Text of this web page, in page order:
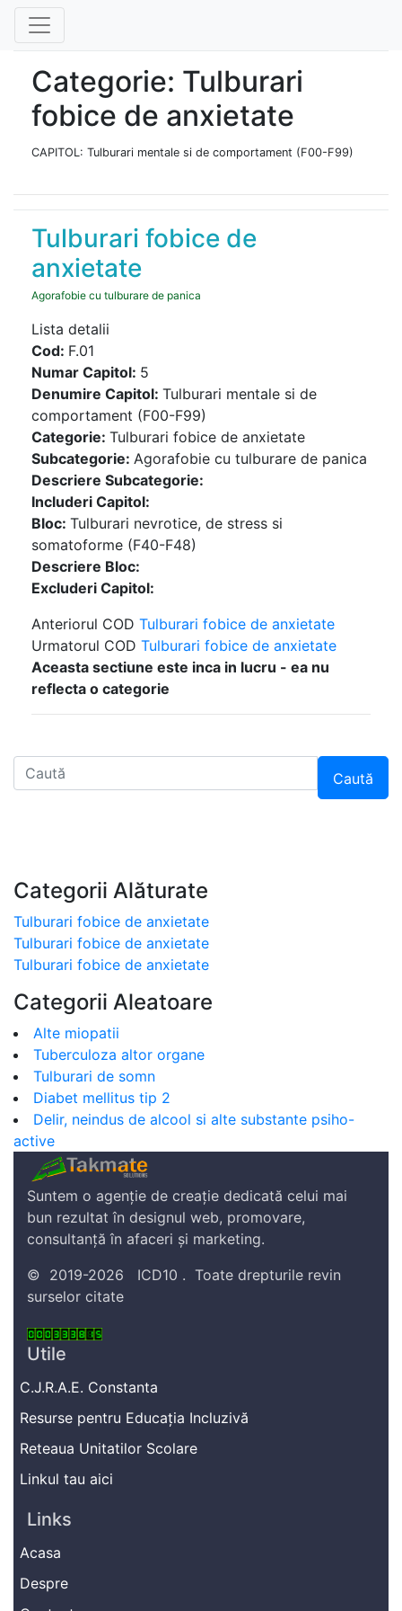
Categorie: Tulburari
fobice de anxietate
CAPITOL: Tulburari mentale si de comportament (F00-F99)
Tulburari fobice de
anxietate
Agorafobie cu tulburare de panica
Lista detalii
Cod: F.01
Numar Capitol: 5
Denumire Capitol: Tulburari mentale si de
comportament (F00-F99)
Categorie: Tulburari fobice de anxietate
Subcategorie: Agorafobie cu tulburare de panica
Descriere Subcategorie:
Includeri Capitol:
Bloc: Tulburari nevrotice, de stress si
somatoforme (F40-F48)
Descriere Bloc:
Excluderi Capitol:
Anteriorul COD Tulburari fobice de anxietate
Urmatorul COD Tulburari fobice de anxietate
Aceasta sectiune este inca in lucru - ea nu
reflecta o categorie
Caută
Categorii Alăturate
Tulburari fobice de anxietate
Tulburari fobice de anxietate
Tulburari fobice de anxietate
Categorii Aleatoare
Alte miopatii
Tuberculoza altor organe
Tulburari de somn
Diabet mellitus tip 2
Delir, neindus de alcool si alte substante psiho-
active
Suntem o agenție de creație dedicată celui mai
bun rezultat în designul web, promovare,
consultanță în afaceri și marketing.
© 2019-2026 ICD10 . Toate drepturile revin
surselor citate
Utile
C.J.R.A.E. Constanta
Resurse pentru Educația Incluzivă
Reteaua Unitatilor Scolare
Linkul tau aici
Links
Acasa
Despre